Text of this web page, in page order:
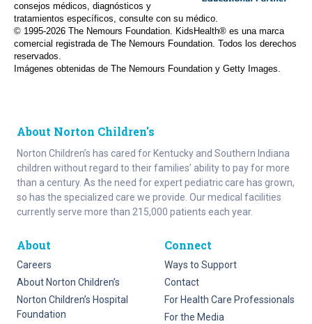
consejos médicos, diagnósticos y
tratamientos específicos, consulte con su médico.
© 1995-2026 The Nemours Foundation. KidsHealth® es una marca
comercial registrada de The Nemours Foundation. Todos los derechos
reservados.
Imágenes obtenidas de The Nemours Foundation y Getty Images.
About Norton Children's
Norton Children’s has cared for Kentucky and Southern Indiana
children without regard to their families’ ability to pay for more
than a century. As the need for expert pediatric care has grown,
so has the specialized care we provide. Our medical facilities
currently serve more than 215,000 patients each year.
About
Careers
About Norton Children’s
Norton Children’s Hospital
Foundation
Connect
Ways to Support
Contact
For Health Care Professionals
For the Media